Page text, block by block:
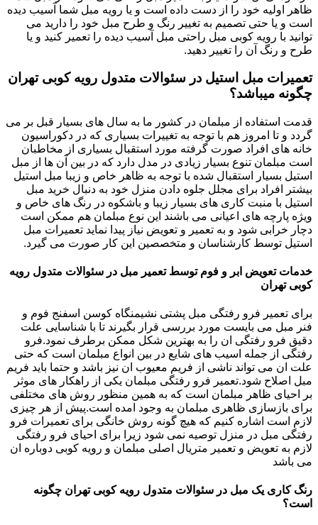
ظاهر اولیه خود را از دست داده است و یا رویه مبل شما آسیب دیده
است و یا حتی تصمیم به تغییر رنگ و طرح مبل خود را دارید می
توانید با رویه کوبی مبل راحتی مبل آسیب دیده را تعمیر کنید و یا
طرح و رنگ آن را تغییر دهید.
تعمیرات مبل استیل در سئوالات متدول رویه کوبی تهران
چگونه میباشد؟
قدمت استفاده از مبلمان در کشور ما به سال های بسیار قبل بر می
گردد و تا امروز هم با توجه به تغییرات بسیاری که در دکوراسیون
خانه های افراد صورت گرفته مورد استقبال بسیاری از مخاطبان
است مبلمان تنوع بسیار زیادی در مدل دارد که در بین آن ها از مبل
استیل بسیار استقبال شده با توجه به ظاهر خاص و زیبا مبل استیل
بیشتر افراد برای مجلل جلوه دادن منزل خود به دنبال خرید مبل
استیل با منبت کاری های بسیار زیبا و باشکوه در رنگ های خاص و
ویژه پارچه های اعیانی می باشند این نوع مبلمان هم ممکن است
دچار خرابی شود و به تعمیر و تعویض نیاز پیدا نماید تعمیرات مبل
استیل توسط کارشناسان و متخصصین این کار صورت می گیرد.
خدمات تعویض ابر و فوم توسط تعمیر مبل در سئوالات متدول رویه
کوبی تهران
برای تعمیر فرو رفتگی مبل پشتی نشیمنگاه کوسن اسفنج فوم و
فنر مبل می بایست مورد بررسی قرار بگیرند تا با شناسایی علت
دقیق فرو رفتگی ان را به بهترین شکل ممکن برطرف نمود.فرو
رفتگی از جمله اسیب های شایع در بین انواع مبلمان است که حتی
علت ان می تواند ناشی از فریم معیوب ان نیز باشد و حتما باید فریم
مبل اصلاح شود.تعمیر فرو رفتگی مبلمان یکی از راهکار های موثر
بر احیای ظاهر مبلمان است که به همین منظور روش های مختلفی
برای بازسازی ظاهری مبلمان به وجود امده است.پیش از هر چیزی
لازم است اشاره کنیم که هیچ گونه روش خانگی برای تعمیرات فرو
رفتگی مبل در منزل توصیه نمی شود زیرا برای احیای فرو رفتگی
لازم به تعویض و تعمیر متریال اصلی مبلمان و رویه کوبی دوباره ان
می باشد
رنگ کاری یک مبل در سئوالات متدول رویه کوبی تهران چگونه
است؟